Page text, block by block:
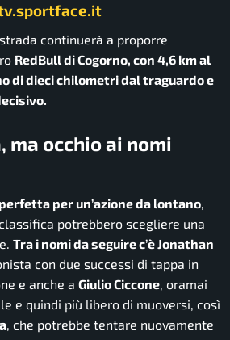
continuerà a proporre
RedBull di Cogorno, con 4,6 km al
di dieci chilometri dal traguardo e
ma occhio ai nomi
per un’azione da lontano,
potrebbero scegliere una
Tra i nomi da seguire c’è Jonathan
con due successi di tappa in
e anche a Giulio Ciccone, oramai
e quindi più libero di muoversi, così
, che potrebbe tentare nuovamente